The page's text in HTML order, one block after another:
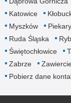
Katowice
Myszków
Ruda Śląska
Świętochłowice
Zabrze
Pobierz dane